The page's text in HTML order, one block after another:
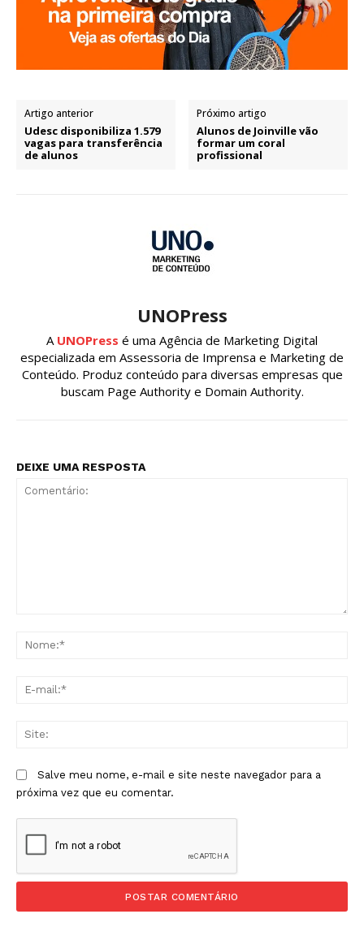
Artigo anterior
Udesc disponibiliza 1.579
vagas para transferência
de alunos
Próximo artigo
Alunos de Joinville vão
formar um coral
profissional
UNOPress
A UNOPress é uma Agência de Marketing Digital
especializada em Assessoria de Imprensa e Marketing de
Conteúdo. Produz conteúdo para diversas empresas que
buscam Page Authority e Domain Authority.
DEIXE UMA RESPOSTA
Salve meu nome, e-mail e site neste navegador para a
próxima vez que eu comentar.